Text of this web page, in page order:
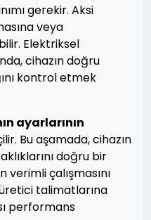
gerekir. Aksi
veya
Elektriksel
cihazın doğru
kontrol etmek
ayarlarının
Bu aşamada, cihazın
doğru bir
çalışmasını
talimatlarına
performans